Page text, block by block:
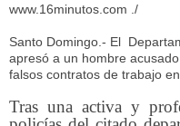
www.16minutos.com ./
Santo Domingo.- El
apresó a un hombre
falsos contratos de trabajo
Tras una activa y